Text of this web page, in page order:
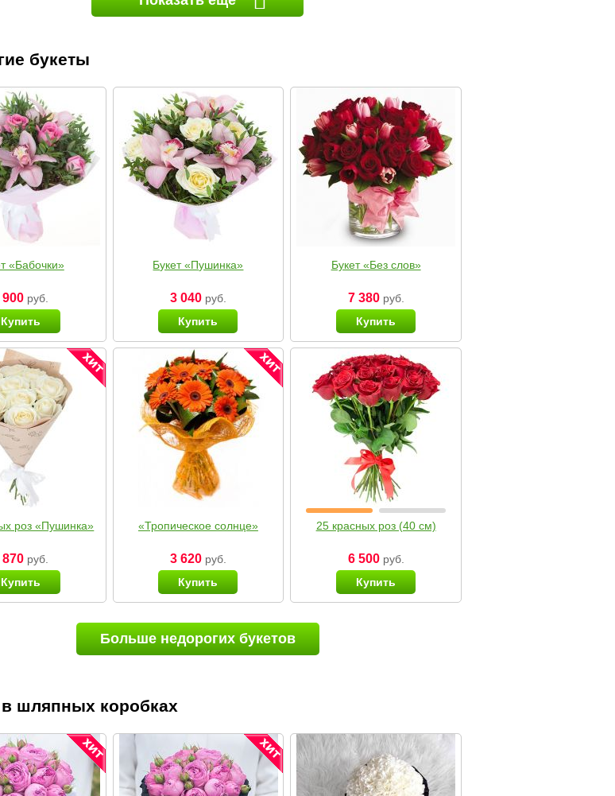
букеты
«Бабочки»
900 руб.
Купить
Букет «Пушинка»
3 040руб.
Купить
Букет «Без слов»
7 380руб.
Купить
роз «Пушинка»
870 руб.
Купить
«Тропическое солнце»
3 620руб.
Купить
25 красных роз (40 см)
6 500руб.
Купить
Больше недорогих букетов
шляпных коробках